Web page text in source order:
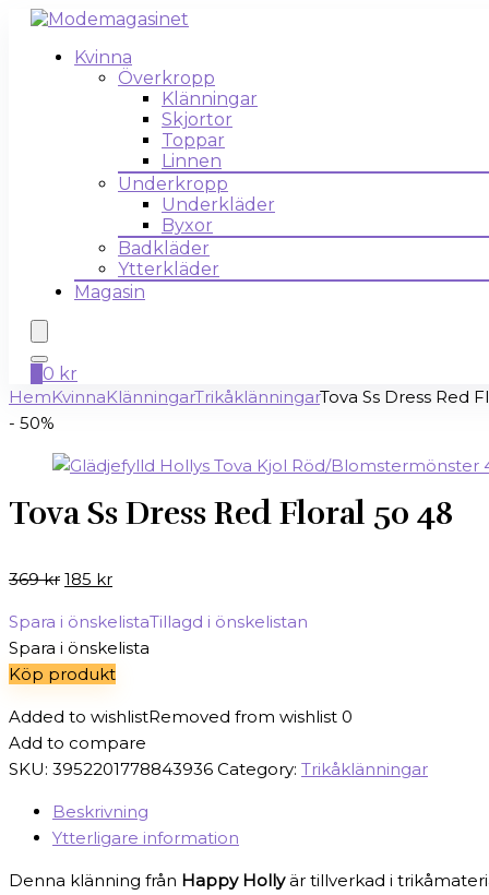
Kvinna
Överkropp
Klänningar
Skjortor
Toppar
Linnen
Underkropp
Underkläder
Byxor
Badkläder
Ytterkläder
Magasin
0 kr
HemKvinnaKlänningarTrikåklänningarTova Ss Dress Red
- 50%
Tova Ss Dress Red Floral 50 48
369kr Det
priset
var:
369 kr.
185 krDet
priset
är:
185 kr.
Spara i önskelistaTillagd i önskelistan
Spara i önskelista
Köp produkt
Added to wishlistRemoved from wishlist 0
Add to compare
SKU: 3952201778843936 Category: Trikåklänningar
Beskrivning
Ytterligare information
Denna klänning från Happy Hollyär tillverkad i